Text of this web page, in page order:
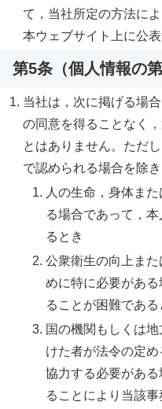
て，当社所定の方法に
本ウェブサイト上に公
第5条（個人情報の第
当社は，次に掲げる場
の同意を得ることなく
とはありません。ただ
で認められる場合を除き
人の生命，身体ま
る場合であって，
るとき
公衆衛生の向上ま
めに特に必要があ
ることが困難である
国の機関もしくは
けた者が法令の定
協力する必要があ
ることにより当該